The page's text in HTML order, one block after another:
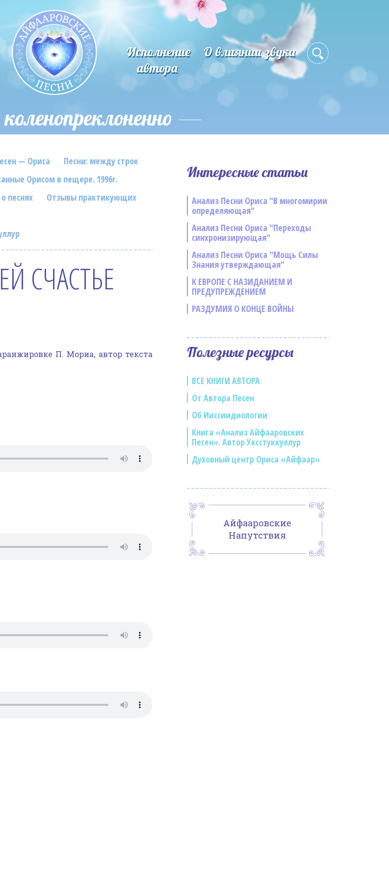
Исполнение
автора
О влиянии звука
— Ориса
Песни: между строк
Орисом в пещере. 1996г.
песнях
Отзывы практикующих
СЧАСТЬЕ
П. Мориа, автор текста
Интересные статьи
Анализ Песни Ориса "В многомирии
определяющая"
Анализ Песни Ориса "Переходы
синхронизирующая"
Анализ Песни Ориса "Мощь Силы
Знания утверждающая"
К ЕВРОПЕ С НАЗИДАНИЕМ И
ПРЕДУПРЕЖДЕНИЕМ
РАЗДУМИЯ О КОНЦЕ ВОЙНЫ
Полезные ресурсы
ВСЕ КНИГИ АВТОРА
От Автора Песен
Об Ииссиидиологии
Книга «Анализ Айфааровских
Песен». Автор Уксстуккуллур
Духовный центр Ориса «Айфаар»
Айфааровские
Напутствия